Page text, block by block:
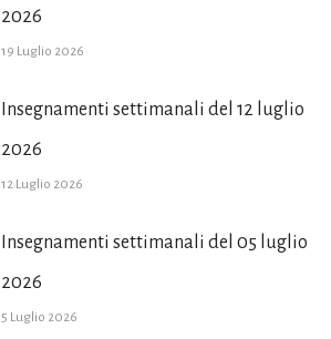
2026
19 Luglio 2026
Insegnamenti settimanali del 12 luglio
2026
12 Luglio 2026
Insegnamenti settimanali del 05 luglio
2026
5 Luglio 2026